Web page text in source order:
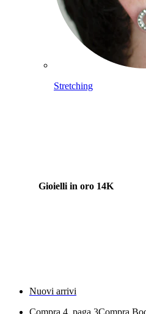
Stretching
Gioielli in oro 14K
Nuovi arrivi
Compra 4, paga 3Compra